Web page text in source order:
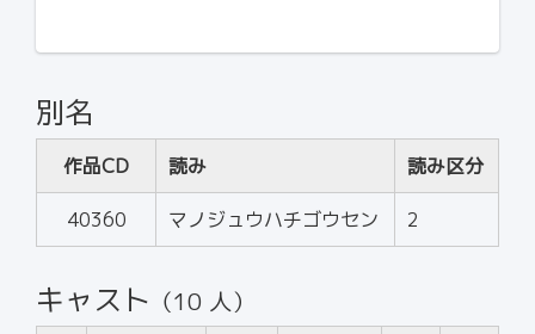
別名
作品CD 読み 読み区分
40360 マノジュウハチゴウセン 2
キャスト （10 人）